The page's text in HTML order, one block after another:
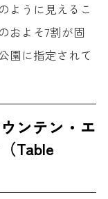
ように見えるこ
およそ7割が固
園に指定されて
ンテン・エ
Table